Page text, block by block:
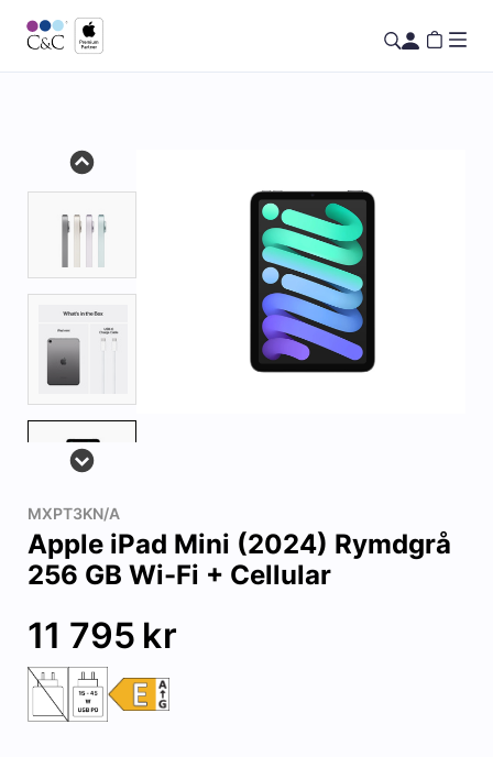
MXPT3KN/A
Apple iPad Mini (2024) Rymdgrå
256 GB Wi-Fi + Cellular
11 795 kr